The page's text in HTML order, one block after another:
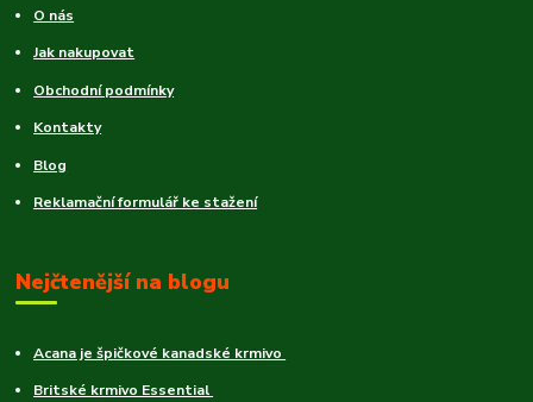
O nás
Jak nakupovat
Obchodní podmínky
Kontakty
Blog
Reklamační formulář ke stažení
Nejčtenější na blogu
Acana je špičkové kanadské krmivo
Britské krmivo Essential